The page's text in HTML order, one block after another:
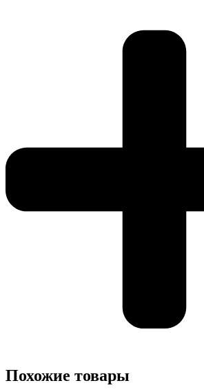
Похожие товары